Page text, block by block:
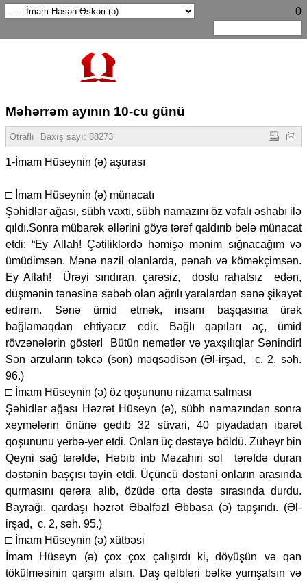
0
Məhərrəm ayının 10-cu günü
Ətraflı Baxış sayı: 88273
1-İmam Hüseynin (ə) aşurası
□ İmam Hüseynin (ə) münacatı
Şəhidlər ağası, sübh vaxtı, sübh namazını öz vəfalı əshabı ilə
qıldı.Sonra mübarək əllərini göyə tərəf qaldırıb belə münacat
etdi: “Ey Allah! Çətiliklərdə həmişə mənim sığnacağım və
ümüdimsən. Mənə nazil olanlarda, pənah və köməkçimsən.
Ey Allah! Ürəyi sındıran, çarəsiz, dostu rahatsız edən,
düşmənin tənəsinə səbəb olan ağrılı yaralardan sənə şikayət
edirəm. Sənə ümid etmək, insanı başqasına ürək
bağlamaqdan ehtiyacız edir. Bağlı qapıları aç, ümid
rövzənələrin göstər! Bütün nemətlər və yaxşılıqlar Sənindir!
Sən arzuların təkcə (son) məqsədisən (Əl-irşad, c. 2, səh.
96.)
□ İmam Hüseynin (ə) öz qoşununu nizama salması
Şəhidlər ağası Həzrət Hüseyn (ə), sübh namazından sonra
xeymələrin önünə gedib 32 süvari, 40 piyadadan ibarət
qoşununu yerbə-yer etdi. Onları üç dəstəyə böldü. Zühəyr bin
Qeyni sağ tərəfdə, Həbib inb Məzahiri sol tərəfdə duran
dəstənin başçısı təyin etdi. Üçüncü dəstəni onların arasında
qurmasını qərəra alıb, özüdə orta dəstə sırasında durdu.
Bayrağı, qardaşı həzrət Əbalfəzl Əbbasa (ə) tapşırıdı. (Əl-
irşad, c. 2, səh. 95.)
□ İmam Hüseynin (ə) xütbəsi
İmam Hüseyn (ə) çox çox çalışırdı ki, döyüşün və qan
tökülməsinin qarşını alsın. Daş qəlbləri bəlkə yumşalsın və